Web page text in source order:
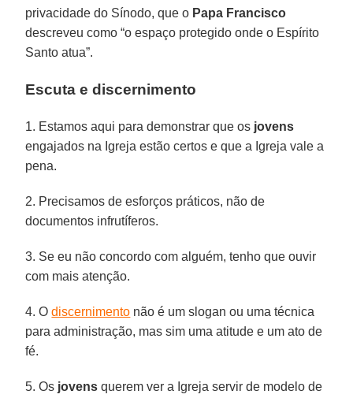
privacidade do Sínodo, que o Papa Francisco
descreveu como “o espaço protegido onde o Espírito
Santo atua”.
Escuta e discernimento
1. Estamos aqui para demonstrar que os jovens
engajados na Igreja estão certos e que a Igreja vale a
pena.
2. Precisamos de esforços práticos, não de
documentos infrutíferos.
3. Se eu não concordo com alguém, tenho que ouvir
com mais atenção.
4. Odiscernimento não é um slogan ou uma técnica
para administração, mas sim uma atitude e um ato de
fé.
5. Os jovens querem ver a Igreja servir de modelo de